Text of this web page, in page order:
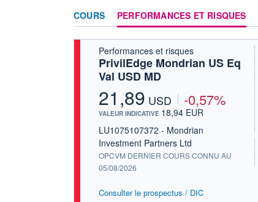
COURS PERFORMANCES ET RISQUES
Performances et risques
PrivilEdge Mondrian US Eq
Val USD MD
21,89 USD -0,57%
VALEUR INDICATIVE 18,94 EUR
LU1075107372 - Mondrian
Investment Partners Ltd
OPCVM DERNIER COURS CONNU AU
05/08/2026
Consulter le prospectus / DIC